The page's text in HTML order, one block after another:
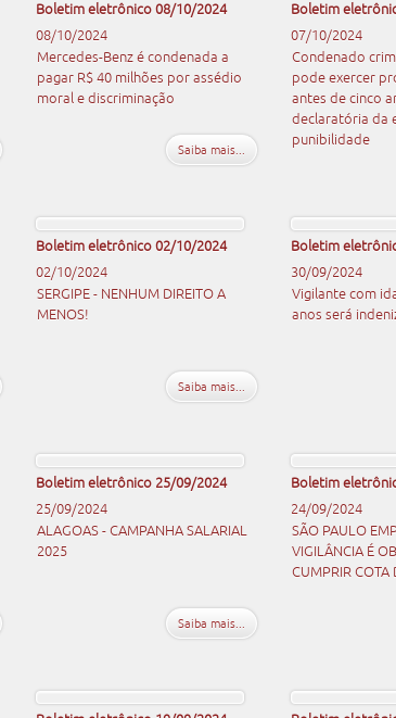
Boletim eletrônico 08/10/2024
08/10/2024
Mercedes-Benz é condenada a
pagar R$ 40 milhões por assédio
moral e discriminação
Saiba mais...
Boletim
07/10/2024
Condenado
pode exercer
antes de cinco
declaratória da
punibilidade
Boletim eletrônico 02/10/2024
02/10/2024
SERGIPE - NENHUM DIREITO A
MENOS!
Saiba mais...
Boletim
30/09/2024
Vigilante com
anos será
Boletim eletrônico 25/09/2024
25/09/2024
ALAGOAS - CAMPANHA SALARIAL
2025
Saiba mais...
Boletim
24/09/2024
SÃO PAULO
VIGILÂNCIA É
CUMPRIR COTA